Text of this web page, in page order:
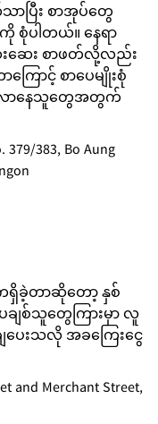
ပြီး စာအုပ်တွေ
စုံပါတယ်။ နေရာ
ဆေး စာဖတ်လို့လည်း
ြောင့် စာပေမျိုးစုံ
လာနေသူတွေအတွက်
379/383, Bo Aung
ခဲ့တာဆိုတော့ နှစ်
ချစ်သူတွေကြားမှာ လူ
ပေးသလို အခကြေးငွေ
and Merchant Street,